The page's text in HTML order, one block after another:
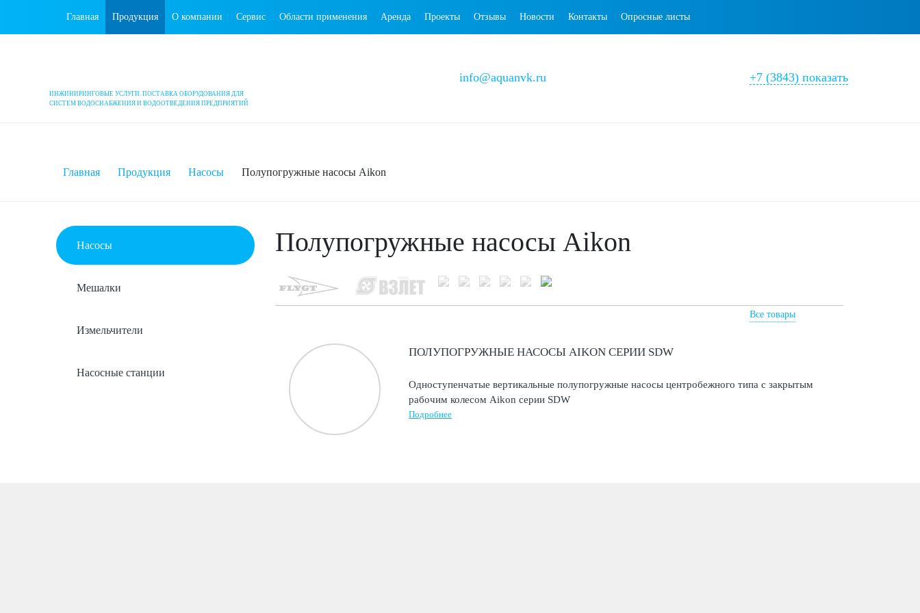
Главная Продукция О компании Сервис Области применения Аренда Проекты Отзывы Новости Контакты Опросные листы
ИНЖИНИРИНГОВЫЕ УСЛУГИ. ПОСТАВКА ОБОРУДОВАНИЯ ДЛЯ
СИСТЕМ ВОДОСНАБЖЕНИЯ И ВОДООТВЕДЕНИЯ ПРЕДПРИЯТИЙ
info@aquanvk.ru +7 (3843) показать
Главная Продукция Насосы Полупогружные насосы Aikon
Насосы
Мешалки
Измельчители
Насосные станции
Полупогружные насосы Aikon
Все товары
ПОЛУПОГРУЖНЫЕ НАСОСЫ AIKON СЕРИИ SDW
Одноступенчатые вертикальные полупогружные насосы центробежного типа с закрытым
рабочим колесом Aikon серии SDW
Подробнее